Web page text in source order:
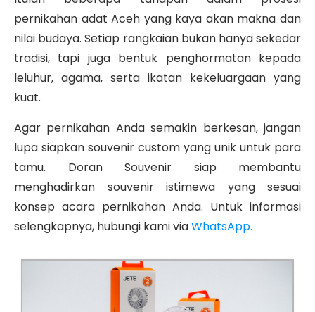
pernikahan adat Aceh yang kaya akan makna dan
nilai budaya. Setiap rangkaian bukan hanya sekedar
tradisi, tapi juga bentuk penghormatan kepada
leluhur, agama, serta ikatan kekeluargaan yang
kuat.
Agar pernikahan Anda semakin berkesan, jangan
lupa siapkan souvenir custom yang unik untuk para
tamu. Doran Souvenir siap membantu
menghadirkan souvenir istimewa yang sesuai
konsep acara pernikahan Anda. Untuk informasi
selengkapnya, hubungi kami viaWhatsApp.